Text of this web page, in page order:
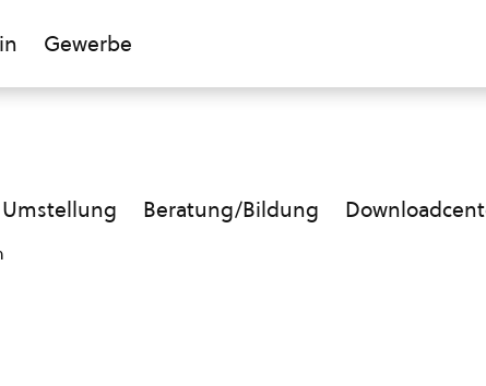
Gewerbe
Umstellung Beratung/Bildung